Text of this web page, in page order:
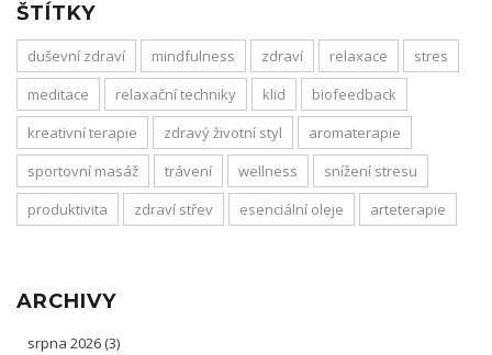
ŠTÍTKY
duševní zdraví mindfulness zdraví relaxace
stres
meditace
relaxační techniky klid
biofeedback
kreativní terapie
zdravý životní styl
aromaterapie
sportovní masáž
trávení wellness
snížení stresu
produktivita
zdraví střev esenciální oleje arteterapie
ARCHIVY
srpna 2026 (3)